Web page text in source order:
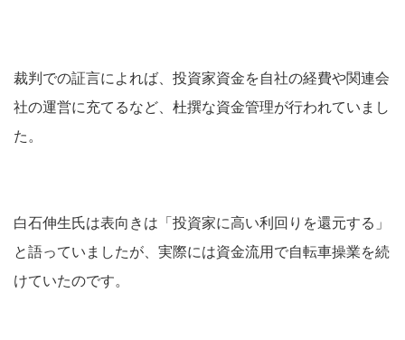
裁判での証言によれば、投資家資金を自社の経費や関連会
社の運営に充てるなど、杜撰な資金管理が行われていまし
た。
白石伸生氏は表向きは「投資家に高い利回りを還元する」
と語っていましたが、実際には資金流用で自転車操業を続
けていたのです。